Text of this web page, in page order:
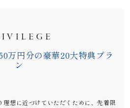
万円分の豪華20大特典プラ
ン
理想に近づけていただくために、先着限